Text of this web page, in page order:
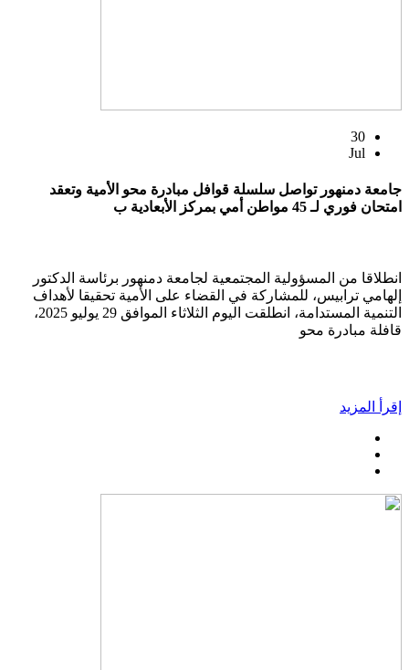
30
Jul
جامعة دمنهور تواصل سلسلة قوافل مبادرة محو الأمية وتعقد
امتحان فوري لـ 45 مواطن أمي بمركز الأبعادية ب
انطلاقا من المسؤولية المجتمعية لجامعة دمنهور برئاسة الدكتور
إلهامي ترابيس، للمشاركة في القضاء على الأمية تحقيقا لأهداف
التنمية المستدامة، انطلقت اليوم الثلاثاء الموافق 29 يوليو 2025،
قافلة مبادرة محو
إقرأ المزيد